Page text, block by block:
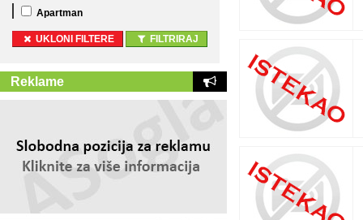
Apartman
UKLONI FILTERE FILTRIRAJ
Reklame